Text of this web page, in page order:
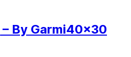
By Garmi40x30